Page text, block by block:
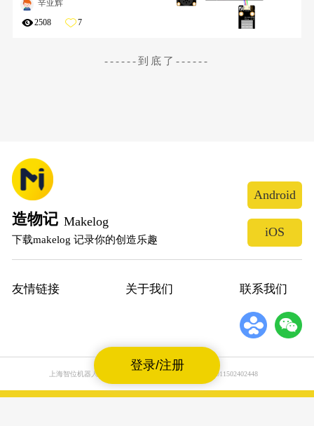
登录/注册
辛亚辉
2508 7
------到底了------
造物记 Makelog
下载makelog 记录你的创造乐趣
Android
iOS
友情链接 关于我们 联系我们
上海智位机器人股份有限公司 沪公网安备31011502402448